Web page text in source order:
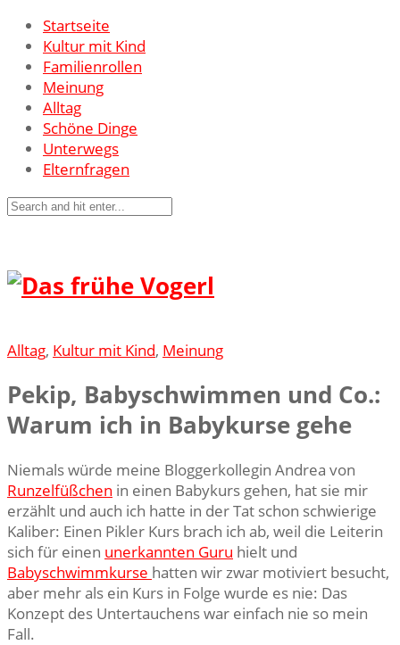
Startseite
Kultur mit Kind
Familienrollen
Meinung
Alltag
Schöne Dinge
Unterwegs
Elternfragen
Alltag, Kultur mit Kind, Meinung
Pekip, Babyschwimmen und Co.:
Warum ich in Babykurse gehe
Niemals würde meine Bloggerkollegin Andrea von
Runzelfüßchen in einen Babykurs gehen, hat sie mir
erzählt und auch ich hatte in der Tat schon schwierige
Kaliber: Einen Pikler Kurs brach ich ab, weil die Leiterin
sich für einen unerkannten Guru hielt und
Babyschwimmkurse hatten wir zwar motiviert besucht,
aber mehr als ein Kurs in Folge wurde es nie: Das
Konzept des Untertauchens war einfach nie so mein
Fall.